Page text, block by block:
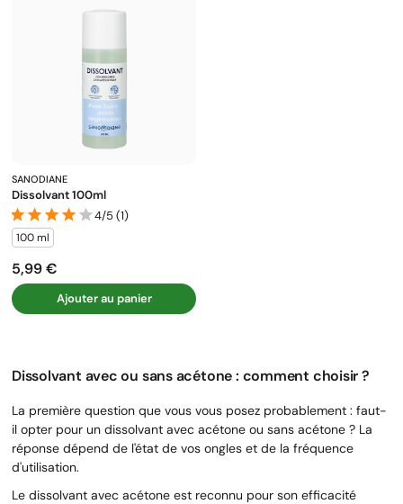
SANODIANE
Dissolvant 100ml
4/5 (1)
100 ml
Prix
5,99 €
Ajouter au panier
Dissolvant avec ou sans acétone : comment choisir ?
La première question que vous vous posez probablement : faut-
il opter pour un dissolvant avec acétone ou sans acétone ? La
réponse dépend de l'état de vos ongles et de la fréquence
d'utilisation.
Le dissolvant avec acétone est reconnu pour son efficacité